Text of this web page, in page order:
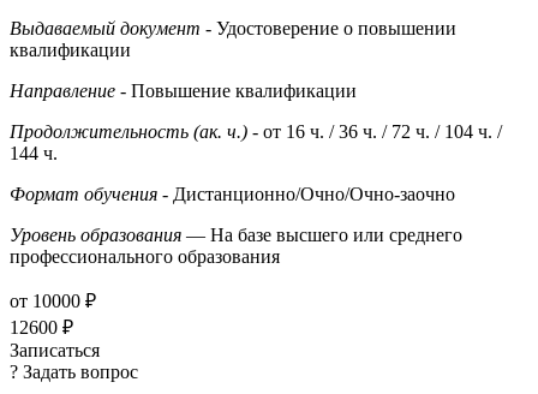
Выдаваемый документ - Удостоверение о повышении
квалификации
Направление - Повышение квалификации
Продолжительность (ак. ч.) - от 16 ч. / 36 ч. / 72 ч. / 104 ч. /
144 ч.
Формат обучения - Дистанционно/Очно/Очно-заочно
Уровень образования — На базе высшего или среднего
профессионального образования
от 10000 ₽
12600 ₽
Записаться
? Задать вопрос